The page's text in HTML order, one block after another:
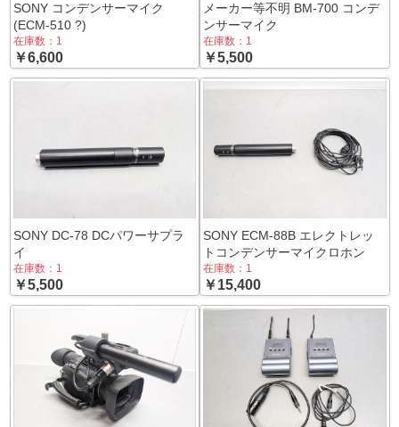
SONY コンデンサーマイク
(ECM-510 ?)
在庫数：1
￥6,600
メーカー等不明 BM-700 コンデ
ンサーマイク
在庫数：1
￥5,500
SONY DC-78 DCパワーサプラ
イ
在庫数：1
￥5,500
SONY ECM-88B エレクトレッ
トコンデンサーマイクロホン
在庫数：1
￥15,400